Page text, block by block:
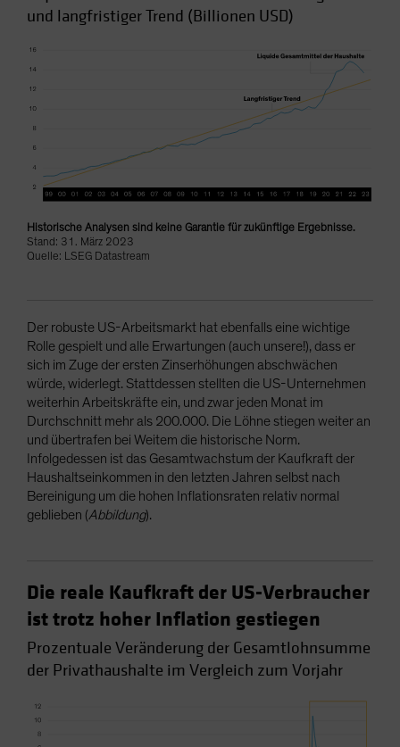
und langfristiger Trend (Billionen USD)
Historische Analysen sind keine Garantie für zukünftige Ergebnisse.
Stand: 31. März 2023
Quelle: LSEG Datastream
Der robuste US-Arbeitsmarkt hat ebenfalls eine wichtige
Rolle gespielt und alle Erwartungen (auch unsere!), dass er
sich im Zuge der ersten Zinserhöhungen abschwächen
würde, widerlegt. Stattdessen stellten die US-Unternehmen
weiterhin Arbeitskräfte ein, und zwar jeden Monat im
Durchschnitt mehr als 200.000. Die Löhne stiegen weiter an
und übertrafen bei Weitem die historische Norm.
Infolgedessen ist das Gesamtwachstum der Kaufkraft der
Haushaltseinkommen in den letzten Jahren selbst nach
Bereinigung um die hohen Inflationsraten relativ normal
geblieben (Abbildung).
Die reale Kaufkraft der US-Verbraucher
ist trotz hoher Inflation gestiegen
Prozentuale Veränderung der Gesamtlohnsumme
der Privathaushalte im Vergleich zum Vorjahr